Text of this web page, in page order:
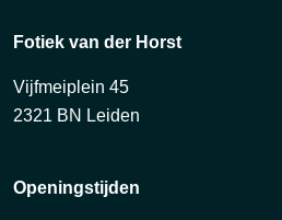
Fotiek van der Horst
Vijfmeiplein 45
2321 BN Leiden
Openingstijden